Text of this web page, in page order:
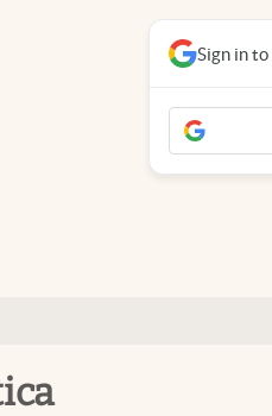
Sign in